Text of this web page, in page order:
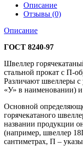
Описание
Отзывы (0)
Описание
ГОСТ 8240-97
Швеллер
стальной прокат с П-
Различают швеллеры с
«У» в наименовании)
Основной
горячекатаного
названии продукции
(например, швеллер
сантиметрах, П –